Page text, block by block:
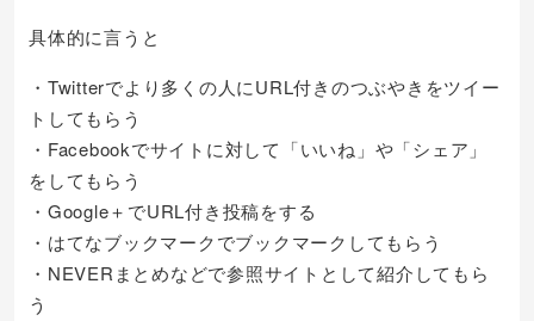
具体的に言うと
・Twitterでより多くの人にURL付きのつぶやきをツイー
トしてもらう
・Facebookでサイトに対して「いいね」や「シェア」
をしてもらう
・Google＋でURL付き投稿をする
・はてなブックマークでブックマークしてもらう
・NEVERまとめなどで参照サイトとして紹介してもら
う